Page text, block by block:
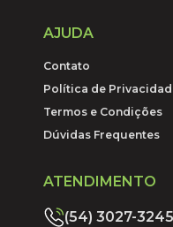
AJUDA
Contato
Política de
Termos e Condições
Dúvidas Frequentes
ATENDIMENTO
(54) 3027-3245